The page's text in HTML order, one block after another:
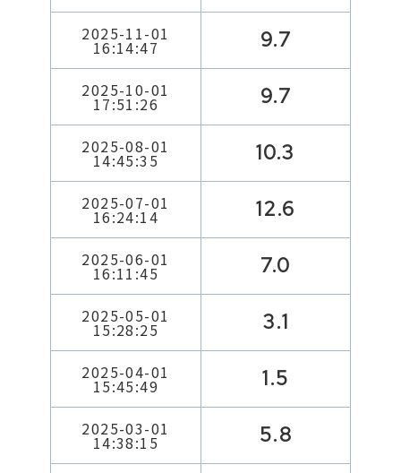
2025-11-01
16:14:47 9.7
2025-10-01
17:51:26 9.7
2025-08-01
14:45:35 10.3
2025-07-01
16:24:14 12.6
2025-06-01
16:11:45 7.0
2025-05-01
15:28:25 3.1
2025-04-01
15:45:49 1.5
2025-03-01
14:38:15 5.8